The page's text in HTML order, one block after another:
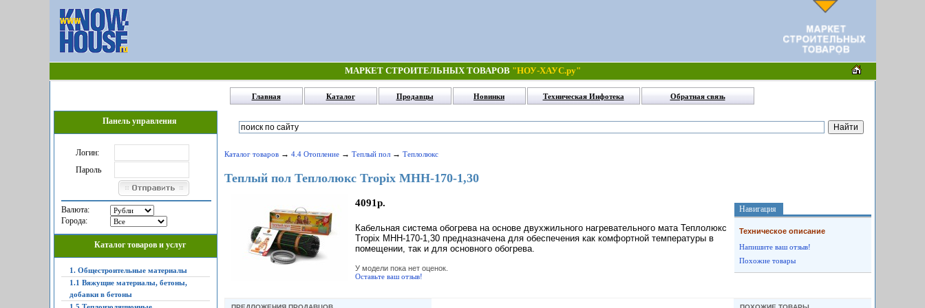
МАРКЕТ СТРОИТЕЛЬНЫХ ТОВАРОВ "НОУ-ХАУС.ру"
Главная Каталог Продавцы Новинки Техническая Инфотека Обратная связь
Панель управления
Логин:
Пароль
Валюта:
Города:
Каталог товаров и услуг
1. Общестроительные материалы
1.1 Вяжущие материалы, бетоны,
добавки в бетоны
Каталог товаров → 4.4 Отопление → Теплый пол → Теплолюкс
Теплый пол Теплолюкс Tropix МНН-170-1,30
4091р.
Кабельная система обогрева на основе двухжильного нагревательного мата Теплолюкс
Tropix МНН-170-1,30 предназначена для обеспечения как комфортной температуры в
помещении, так и для основного обогрева.
У модели пока нет оценок.
Оставьте ваш отзыв!
Навигация
Техническое описание
Напишите ваш отзыв!
Похожие товары